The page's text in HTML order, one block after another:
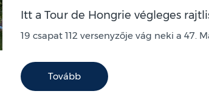
Itt a Tour de Hongrie végleges
19 csapat 112 versenyzője vág neki a 47.
Tovább